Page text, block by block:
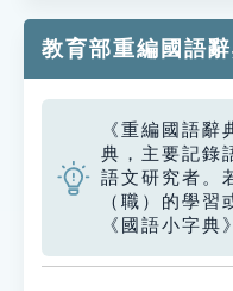
教育部重編國語
《重編國語
典，主要記錄
語文研究者。
（職）的學習
《國語小字典